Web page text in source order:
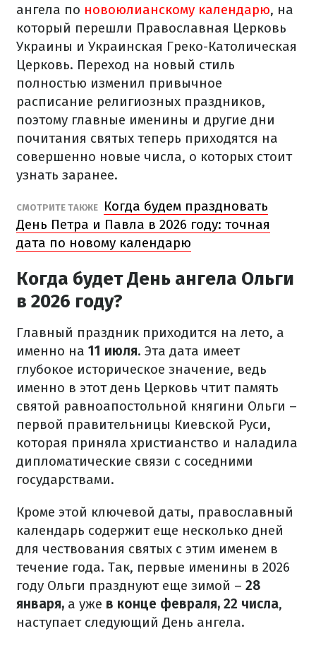
ангела по новоюлианскому календарю, на
который перешли Православная Церковь
Украины и Украинская Греко-Католическая
Церковь. Переход на новый стиль
полностью изменил привычное
расписание религиозных праздников,
поэтому главные именины и другие дни
почитания святых теперь приходятся на
совершенно новые числа, о которых стоит
узнать заранее.
СМОТРИТЕ ТАКЖЕ
Когда будем праздновать
День Петра и Павла в 2026 году: точная
дата по новому календарю
Когда будет День ангела Ольги
в 2026 году?
Главный праздник приходится на лето, а
именно на 11 июля. Эта дата имеет
глубокое историческое значение, ведь
именно в этот день Церковь чтит память
святой равноапостольной княгини Ольги –
первой правительницы Киевской Руси,
которая приняла христианство и наладила
дипломатические связи с соседними
государствами.
Кроме этой ключевой даты, православный
календарь содержит еще несколько дней
для чествования святых с этим именем в
течение года. Так, первые именины в 2026
году Ольги празднуют еще зимой – 28
января, а уже в конце февраля, 22 числа,
наступает следующий День ангела.